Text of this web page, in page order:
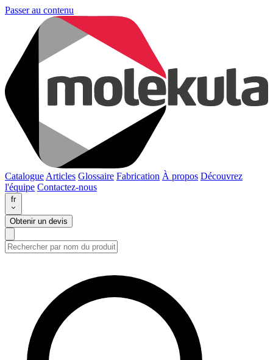
Passer au contenu
Catalogue Articles Glossaire Fabrication À propos Découvrez
l'équipe Contactez-nous
fr
Obtenir un devis